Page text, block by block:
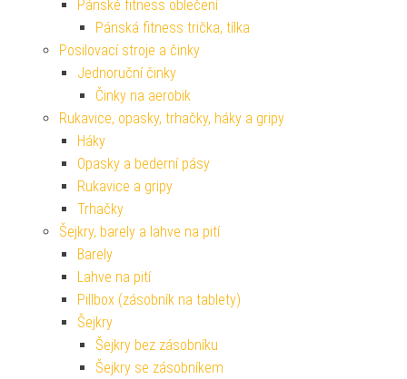
Pánské fitness oblečení
Pánská fitness trička, tílka
Posilovací stroje a činky
Jednoruční činky
Činky na aerobik
Rukavice, opasky, trhačky, háky a gripy
Háky
Opasky a bederní pásy
Rukavice a gripy
Trhačky
Šejkry, barely a lahve na pití
Barely
Lahve na pití
Pillbox (zásobník na tablety)
Šejkry
Šejkry bez zásobníku
Šejkry se zásobníkem